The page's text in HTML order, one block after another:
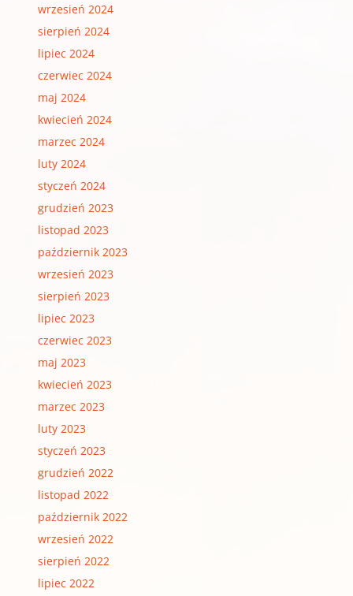
wrzesień 2024
sierpień 2024
lipiec 2024
czerwiec 2024
maj 2024
kwiecień 2024
marzec 2024
luty 2024
styczeń 2024
grudzień 2023
listopad 2023
październik 2023
wrzesień 2023
sierpień 2023
lipiec 2023
czerwiec 2023
maj 2023
kwiecień 2023
marzec 2023
luty 2023
styczeń 2023
grudzień 2022
listopad 2022
październik 2022
wrzesień 2022
sierpień 2022
lipiec 2022